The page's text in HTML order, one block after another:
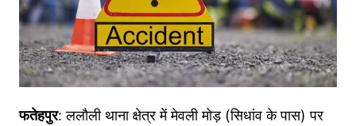
फतेहपुर: ललौली थाना क्षेत्र में मेवली मोड़ (सिधांव के पास) पर